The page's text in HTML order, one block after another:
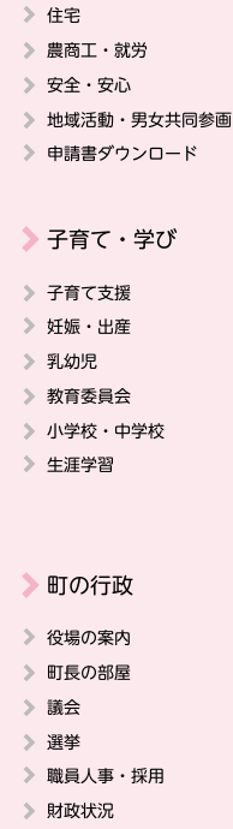
住宅
農商工・就労
安全・安心
地域活動・男女共同参画
申請書ダウンロード
子育て・学び
子育て支援
妊娠・出産
乳幼児
教育委員会
小学校・中学校
生涯学習
町の行政
役場の案内
町長の部屋
議会
選挙
職員人事・採用
財政状況